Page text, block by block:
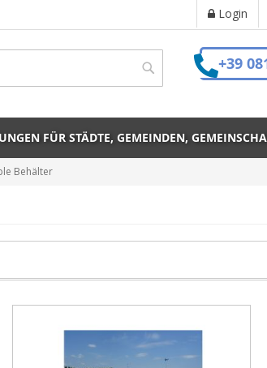
Login
Search
+39
FÜR STÄDTE, GEMEINDEN,
Behälter